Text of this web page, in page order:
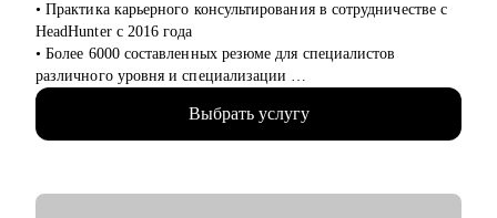
• Практика карьерного консультирования в сотрудничестве с
HeadHunter с 2016 года
• Более 6000 составленных резюме для специалистов
различного уровня и специализации
• Более 2500 продуктивных карьерных сессий
• Лучший результат 2022 года по оценке удовлетворенности
клиентов
Выбрать услугу